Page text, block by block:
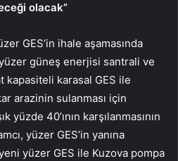
olacak”
GES’in ihale aşamasında
güneş enerjisi santrali ve
kapasiteli karasal GES ile
arazinin sulanması için
yüzde 40’ının karşılanmasının
yüzer GES’in yanına
yüzer GES ile Kuzova pompa